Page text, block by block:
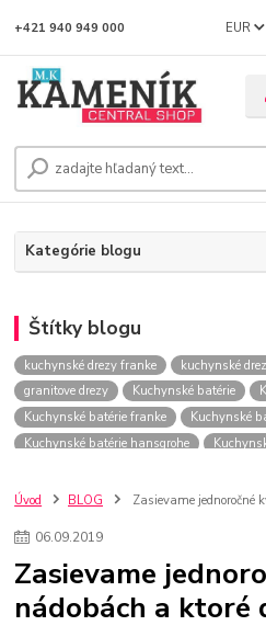
EUR
+421 940 949 000
Kategórie blogu
Štítky blogu
kuchynské drezy franke kuchynské
granitove drezy
Kuchynské batérie
Kuchynské batérie franke
Kuchynské
Kuchynské batérie hansgrohe
kuchynské batérie sagittarius
kuchynské drezy sety
kúpelňové batérie
vodovodné batérie do
bidetové batérie
vaňové batérie
Úvod BLOG Zasievame jednoročné
06.09.2019
Zasievame
nádobách a ktoré